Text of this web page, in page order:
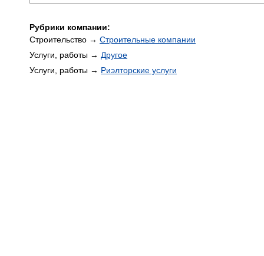
Рубрики компании:
Строительство → Строительные компании
Услуги, работы → Другое
Услуги, работы → Риэлторские услуги